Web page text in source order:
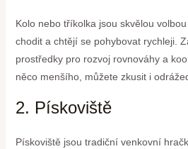
Kolo nebo tříkolka jsou skvělou
chodit a chtějí se pohybovat rychleji.
prostředky pro rozvoj rovnováhy a
něco menšího, můžete zkusit i
2. Pískoviště
Pískoviště jsou tradiční venkovní